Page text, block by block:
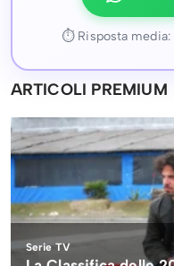
⏱ Risposta media:
ARTICOLI PREMIUM